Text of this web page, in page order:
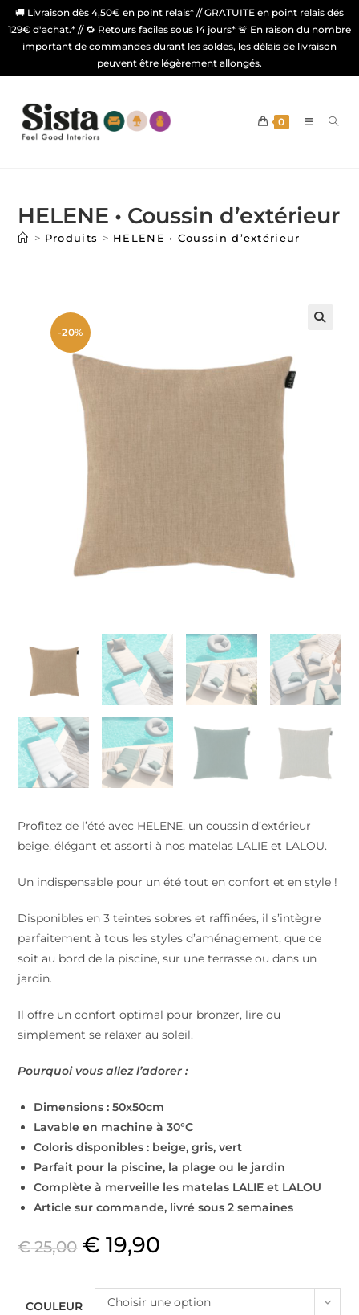
🚚 Livraison dès 4,50€ en point relais* // GRATUITE en point relais dés
129€ d'achat.* // 🔁 Retours faciles sous 14 jours* 🚨 En raison du nombre
important de commandes durant les soldes, les délais de livraison
peuvent être légèrement allongés.
0
HELENE • Coussin d’extérieur
> Produits > HELENE • Coussin d’extérieur
-20%
Profitez de l’été avec HELENE, un coussin d’extérieur
beige, élégant et assorti à nos matelas LALIE et LALOU.
Un indispensable pour un été tout en confort et en style !
Disponibles en 3 teintes sobres et raffinées, il s’intègre
parfaitement à tous les styles d’aménagement, que ce
soit au bord de la piscine, sur une terrasse ou dans un
jardin.
Il offre un confort optimal pour bronzer, lire ou
simplement se relaxer au soleil.
Pourquoi vous allez l’adorer :
Dimensions : 50x50cm
Lavable en machine à 30°C
Coloris disponibles : beige, gris, vert
Parfait pour la piscine, la plage ou le jardin
Complète à merveille les matelas LALIE et LALOU
Article sur commande, livré sous 2 semaines
€25,00 € 19,90
COULEUR Choisir une option